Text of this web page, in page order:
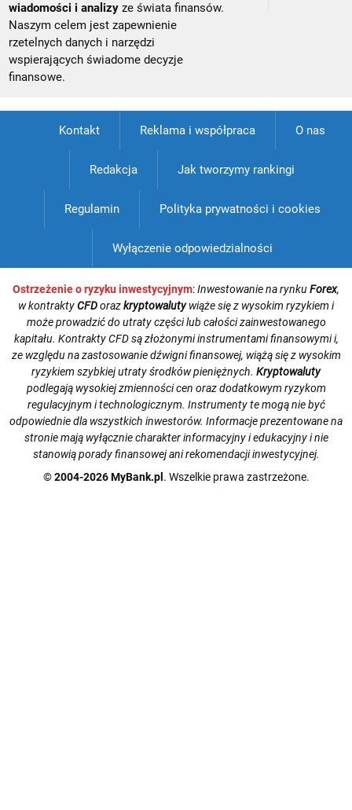
wiadomości i analizy ze świata finansów.
Naszym celem jest zapewnienie
rzetelnych danych i narzędzi
wspierających świadome decyzje
finansowe.
Kontakt Reklama i współpraca O nas
Redakcja Jak tworzymy rankingi
Regulamin Polityka prywatności i cookies
Wyłączenie odpowiedzialności
Ostrzeżenie o ryzyku inwestycyjnym:Inwestowanie na rynkuForex,
w kontraktyCFDorazkryptowalutywiąże się z wysokim ryzykiem i
może prowadzić do utraty części lub całości zainwestowanego
kapitału. Kontrakty CFD są złożonymi instrumentami finansowymi i,
ze względu na zastosowanie dźwigni finansowej, wiążą się z wysokim
ryzykiem szybkiej utraty środków pieniężnych. Kryptowaluty
podlegają wysokiej zmienności cen oraz dodatkowym ryzykom
regulacyjnym i technologicznym. Instrumenty te mogą nie być
odpowiednie dla wszystkich inwestorów. Informacje prezentowane na
stronie mają wyłącznie charakter informacyjny i edukacyjny i nie
stanowią porady finansowej ani rekomendacji inwestycyjnej.
© 2004-2026 MyBank.pl . Wszelkie prawa zastrzeżone.